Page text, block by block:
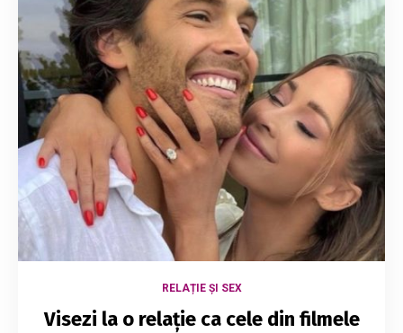
RELAȚIE ȘI SEX
Visezi la o relație ca cele din filmele